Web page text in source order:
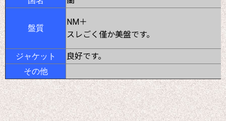
盤質
NM＋
スレごく僅か美盤です。
ジャケット 良好です。
その他